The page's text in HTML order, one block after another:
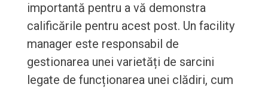
importantă pentru a vă demonstra
calificările pentru acest post. Un facility
manager este responsabil de
gestionarea unei varietăți de sarcini
legate de funcționarea unei clădiri, cum